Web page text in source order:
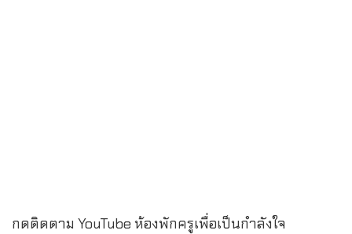
กดติดตาม YouTube ห้องพักครูเพื่อเป็นกำลังใจ